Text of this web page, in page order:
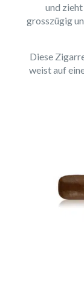
und
grosszügig
Diese
weist auf